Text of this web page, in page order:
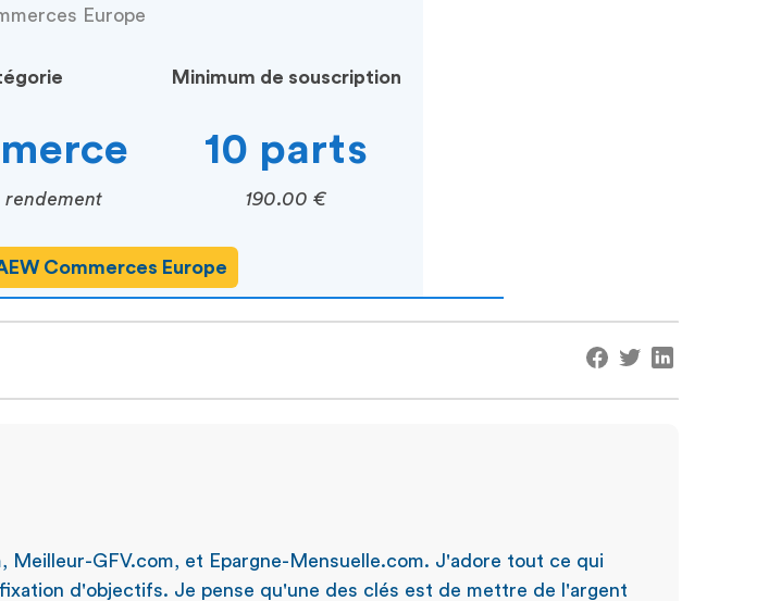
Europe
rendement
Minimum de souscription
10 parts
190.00 €
Commerces Europe
Meilleur-GFV.com, et Epargne-Mensuelle.com. J'adore tout ce qui
d'objectifs. Je pense qu'une des clés est de mettre de l'argent